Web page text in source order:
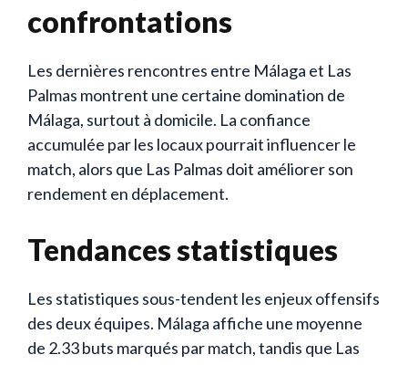
confrontations
Les dernières rencontres entre Málaga et Las
Palmas montrent une certaine domination de
Málaga, surtout à domicile. La confiance
accumulée par les locaux pourrait influencer le
match, alors que Las Palmas doit améliorer son
rendement en déplacement.
Tendances statistiques
Les statistiques sous-tendent les enjeux offensifs
des deux équipes. Málaga affiche une moyenne
de 2.33 buts marqués par match, tandis que Las